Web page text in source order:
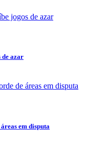
de azar
em disputa